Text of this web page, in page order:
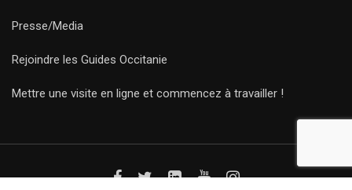
Presse/Media
Rejoindre les Guides Occitanie
Mettre une visite en ligne et commencez à travailler !